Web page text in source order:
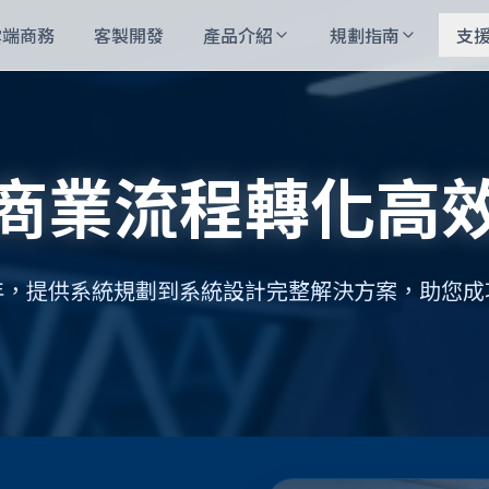
商務 客製開發 產品介紹 規劃指南 支
業流程轉化高
提供系統規劃到系統設計完整解決方案，助您